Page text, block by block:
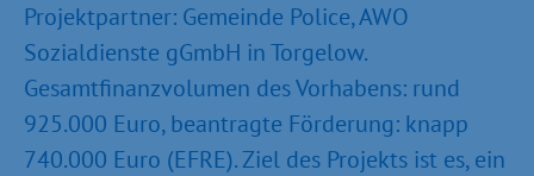
Projektpartner: Gemeinde Police, AWO
Sozialdienste gGmbH in Torgelow.
Gesamtfinanzvolumen des Vorhabens: rund
925.000 Euro, beantragte Förderung: knapp
740.000 Euro (EFRE). Ziel des Projekts ist es, ein